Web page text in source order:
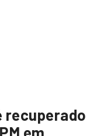
recuperado
em